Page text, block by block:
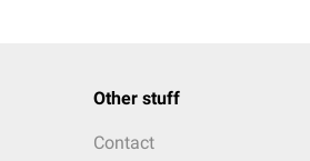
Other stuff
Contact